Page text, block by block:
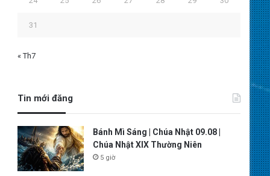
31
« Th7
Tin mới đăng
Bánh Mì Sáng | Chúa Nhật 09.08 |
Chúa Nhật XIX Thường Niên
5 giờ